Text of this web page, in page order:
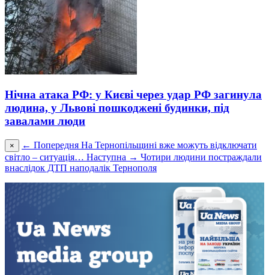
Нічна атака РФ: у Києві через удар РФ загинула
людина, у Львові пошкоджені будинки, під
завалами люди
× ← Попередня На Тернопільщині вже можуть відключати
світло – ситуація… Наступна → Чотири людини постраждали
внаслідок ДТП наподалік Тернополя